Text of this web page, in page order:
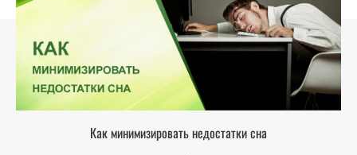
Как минимизировать недостатки сна